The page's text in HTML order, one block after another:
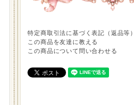
特定商取引法に基づく表記（返品等）
この商品を友達に教える
この商品について問い合わせる